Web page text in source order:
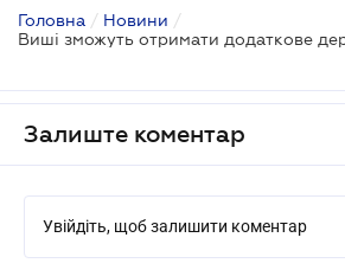
Головна / Новини /
Залиште коментар
Увійдіть, щоб залишити коментар